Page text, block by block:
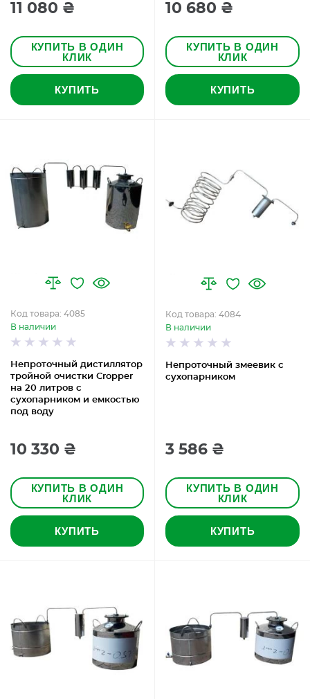
11 080 ₴
КУПИТЬ В ОДИН
КЛИК
КУПИТЬ
10 680 ₴
КУПИТЬ В ОДИН
КЛИК
КУПИТЬ
Непроточный дистиллятор
тройной очистки Cropper
на 20 литров с
сухопарником и емкостью
под воду
Код товара: 4085
В наличии
10 330 ₴
КУПИТЬ В ОДИН
КЛИК
КУПИТЬ
Непроточный змеевик с
сухопарником
Код товара: 4084
В наличии
3 586 ₴
КУПИТЬ В ОДИН
КЛИК
КУПИТЬ